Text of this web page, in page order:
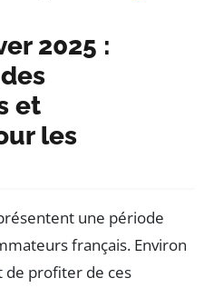
2025 :
et
les
une période
français. Environ
de profiter de ces